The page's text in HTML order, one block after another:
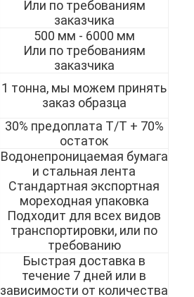
Или по требованиям
заказчика
500 мм - 6000 мм
Или по требованиям
заказчика
1 тонна, мы можем принять
заказ образца
30% предоплата T/T + 70%
остаток
Водонепроницаемая бумага
и стальная лента
Стандартная экспортная
мореходная упаковка
Подходит для всех видов
транспортировки, или по
требованию
Быстрая доставка в
течение 7 дней или в
зависимости от количества